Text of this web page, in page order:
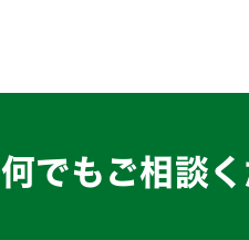
何でもご相談